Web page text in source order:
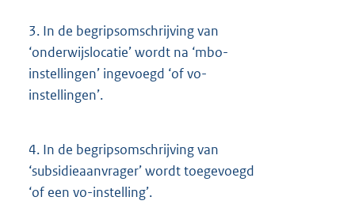
3. In de begripsomschrijving van
‘onderwijslocatie’ wordt na ‘mbo-
instellingen’ ingevoegd ‘of vo-
instellingen’.
4. In de begripsomschrijving van
‘subsidieaanvrager’ wordt toegevoegd
‘of een vo-instelling’.